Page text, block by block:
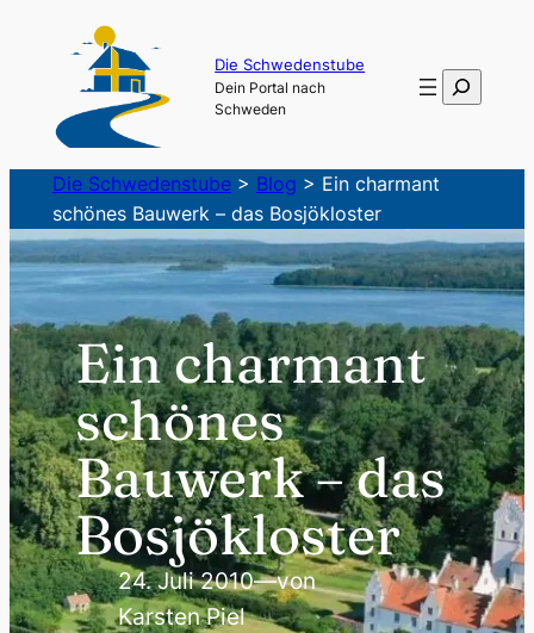
springen
Die Schwedenstube
Dein Portal nach
Schweden
Suchen
Die Schwedenstube> Blog > Ein charmant
schönes Bauwerk – das Bosjökloster
Ein charmant
schönes
Bauwerk – das
Bosjökloster
24. Juli 2010—von
Karsten Piel